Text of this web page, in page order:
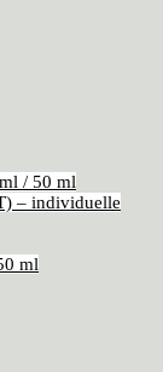
/ 50 ml
– individuelle
ml